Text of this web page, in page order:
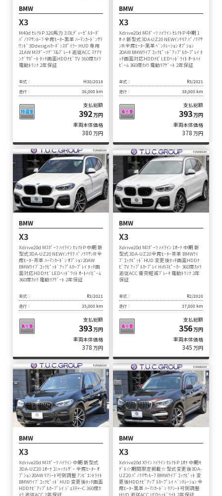
BMW
X3
M40d ｾﾚｸﾄP 326馬力 3.0Lﾃﾞｨｰｾﾞﾙﾀｰﾎﾞ
ﾊﾟﾉﾗﾏｻﾝﾙｰﾌ 全席ﾋｰﾀｰ黒革 ﾊｰﾏﾝｶｰﾄﾞﾝｻﾗ
ｳﾝﾄﾞ3Ddesignｶｰﾎﾞﾝｽﾎﾟｲﾗｰ HUD 専用
21AW Mｽﾎﾟｰﾂﾃﾞﾌ&ﾌﾞﾚｰｷ 追従ACC ｽﾃｱﾘ
ﾝｸﾞｻﾎﾟｰﾄ ﾀｯﾁ画面HDDﾅﾋﾞTV 360度ｶﾒﾗ
電動ﾄﾗﾝｸ 2年保証
年式：
H30/2018
走行：
36,000 km
支払総額
392万円
車両本体価格
380 万円
BMW
X3
Xdrive20d Mｽﾎﾟｰﾂ ﾊｲﾗｲﾝ ｾﾚｸﾄP 中期 1
ｵ-ﾅ 新型式3DA-UZ20 NEWｲﾝﾃﾘｱ ﾊﾟﾉﾗﾏｻ
ﾝR 全席ﾋｰﾀｰ黒革 ﾍﾞﾝﾁﾚｰｼｮﾝ ｵﾌﾟｼｮﾝ
20AW BMWﾗｲﾌﾞｺｯｸﾋﾟｯﾄﾞｱｯﾌﾟﾙｶｰﾌﾟﾚｲ ﾀ
ｯﾁ画面対応HDDﾅﾋﾞLEDﾍｯﾄﾞﾗｲﾄ ｵｰﾄﾊｲ
ﾋﾞｰﾑ 360度ｶﾒﾗ 電動ﾘｱｹﾞｰﾄ 2年保証
年式：
R3/2021
走行：
38,000 km
支払総額
393万円
車両本体価格
378 万円
BMW
X3
Xdrive20d Mｽﾎﾟｰﾂ ﾊｲﾗｲﾝ ｾﾚｸﾄP 中期 新
型式3DA-UZ20 NEWｲﾝﾃﾘｱ ﾊﾟﾉﾗﾏｻﾝR 全
席ﾋｰﾀｰ茶革 ﾊｰﾏﾝｶｰﾄﾞﾝ ｵﾌﾟｼｮﾝ20AW
BMWﾗｲﾌﾞｺｯｸﾋﾟｯﾄﾞｱｯﾌﾟﾙｶｰﾌﾟﾚｲ ﾀｯﾁ画
面対応HDDﾅﾋﾞLEDﾍｯﾄﾞﾗｲﾄ ｵｰﾄﾊｲﾋﾞｰﾑ
360度ｶﾒﾗ 電動ﾘｱｹﾞｰﾄ 2年保証
年式：
R3/2021
走行：
35,000 km
支払総額
393万円
車両本体価格
378 万円
BMW
X3
Xdrive20d Mｽﾎﾟｰﾂ ﾊｲﾗｲﾝ 1ｵｰﾅ 中期 新
型式3DA-UZ20 全席ﾋｰﾀｰ茶革 BMWﾗｲ
ﾌﾞｺｯｸﾋﾟｯﾄﾞHUD 変更後ﾀｯﾁ画面HDDﾅ
ﾋﾞTV ｱｯﾌﾟﾙｶｰﾌﾟﾚｲ Hifiｽﾋﾟｰｶｰ 360度ｶﾒﾗ
追従ACC 衝突軽減ﾌﾞﾚｰｷ 電動ﾄﾗﾝｸ 2年
保証
年式：
R2/2020
走行：
37,000 km
支払総額
356万円
車両本体価格
345 万円
BMW
X3
Xdrive20d Mｽﾎﾟｰﾂ ﾊｲﾗｲﾝ 中期 新型式
3DA-UZ20 1ｵｰﾅ ｺﾆｬｯｸﾚｻﾞｰ 全席ﾋｰﾀｰ ｵ
ﾌﾟｼｮﾝ20AW ﾘｱｼｰﾄ可倒調整 ｱﾝﾋﾞｴﾝﾄﾗｲﾄ
BMWﾗｲﾌﾞｺｯｸﾋﾟｯﾄﾞHUD 変更後ﾀｯﾁ画面
HDDﾅﾋﾞｱｯﾌﾟﾙｶｰﾌﾟﾚｲ ｼﾞｪｽﾁｬｰC 360度ｶ
ﾒﾗ 追従ACC 2年保証
BMW
X3
Xdrive20d Xﾗｲﾝ ﾊｲﾗｲﾝ ｾﾚｸﾄP 1ｵﾅ 中期ﾓ
ﾃﾞﾙ☆期間限定掲載☆ 型式変更後3DA-
UZ20 ﾊﾟﾉﾗﾏｻﾝﾙｰﾌ BMWﾗｲﾌﾞｺｯｸﾋﾟｯﾄ 変
更後HDDﾅﾋﾞｱｯﾌﾟﾙｶｰﾌﾟﾚｲ ﾍﾞﾝﾁﾚｰｼｮﾝ 全
席ﾋｰﾀｰ黒革 ﾊｰﾏﾝｶｰﾄﾞﾝ ﾘｱｼｰﾄ可倒調整
HUD 追従ACC LEDﾍｯﾄﾞﾗｲﾄ 2年保証